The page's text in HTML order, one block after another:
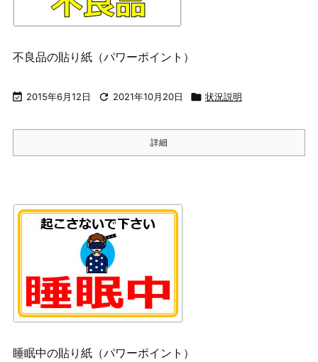
不良品の貼り紙（パワーポイント）
 2015年6月12日  2021年10月20日  状況説明
詳細
睡眠中の貼り紙（パワーポイント）